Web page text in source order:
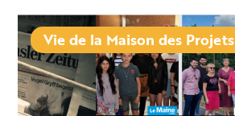
Vie de la Maison des Projets